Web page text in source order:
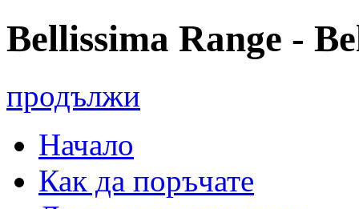
Bellissima Range -
продължи
Начало
Как да поръчате